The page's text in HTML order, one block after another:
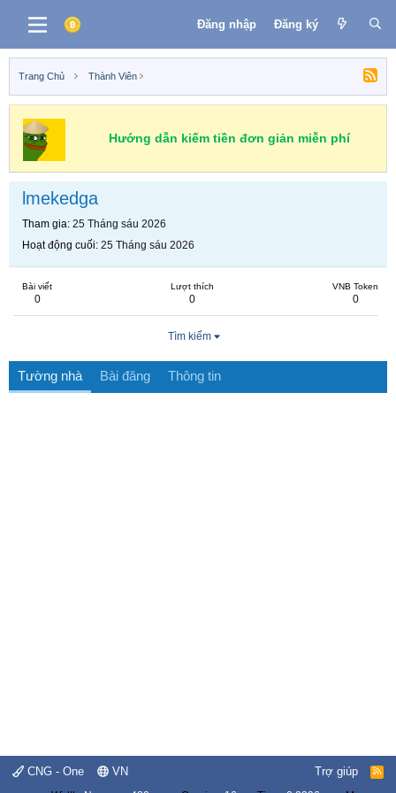
Đăng nhập Đăng ký
Trang Chủ Thành Viên
Hướng dẫn kiếm tiền đơn giản miễn phí
lmekedga
Tham gia 25 Tháng sáu 2026
Hoạt động cuối 25 Tháng sáu 2026
Bài viết
0
Lượt thích
0
VNB Token
0
Tìm kiếm
Tường nhà Bài đăng Thông tin
CNG - One VN Trợ giúp
R